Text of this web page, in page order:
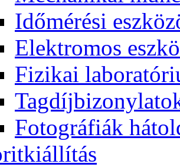
Idő­mé­ré­si
Elekt­ro­mos
Fi­zi­kai
Fo­tog­rá­fi­ák